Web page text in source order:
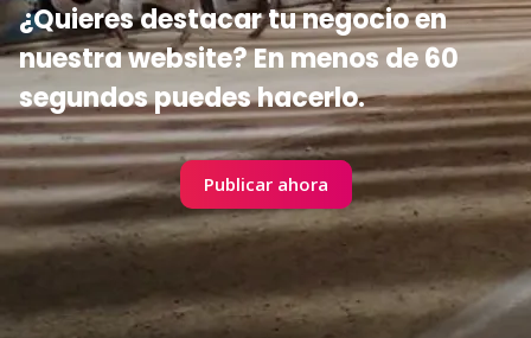
¿Quieres destacar tu negocio en
nuestra website? En menos de 60
segundos puedes hacerlo.
Publicar ahora